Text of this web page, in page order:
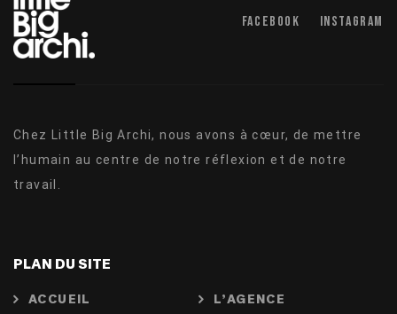
Instagram
Facebook
Chez Little Big Archi, nous avons à cœur, de mettre
l’humain au centre de notre réflexion et de notre
travail.
PLAN DU SITE
ACCUEIL
L’AGENCE